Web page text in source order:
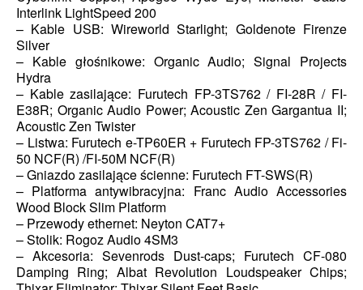
Interlink LightSpeed 200
– Kable USB: Wireworld Starlight; Goldenote Firenze
Silver
– Kable głośnikowe: Organic Audio; Signal Projects
Hydra
– Kable zasilające: Furutech FP-3TS762 / FI-28R / FI-
E38R; Organic Audio Power; Acoustic Zen Gargantua II;
Acoustic Zen Twister
– Listwa: Furutech e-TP60ER + Furutech FP-3TS762 / Fi-
50 NCF(R) /FI-50M NCF(R)
– Gniazdo zasilające ścienne: Furutech FT-SWS(R)
– Platforma antywibracyjna: Franc Audio Accessories
Wood Block Slim Platform
– Przewody ethernet: Neyton CAT7+
– Stolik: Rogoz Audio 4SM3
– Akcesoria: Sevenrods Dust-caps; Furutech CF-080
Damping Ring; Albat Revolution Loudspeaker Chips;